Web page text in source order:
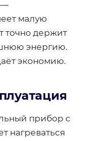
—
малую
точно держит
энергию.
экономию.
прибор с
нагреваться